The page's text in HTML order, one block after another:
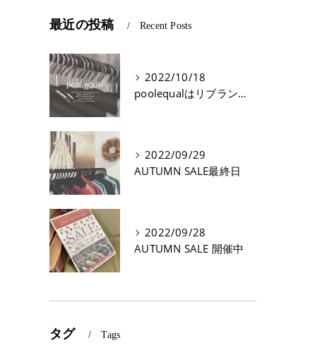
最近の投稿 Recent Posts
2022/10/18
poolequalはリブランディングをする運びとなりました！
2022/09/29
AUTUMN SALE最終日
2022/09/28
AUTUMN SALE 開催中
タグ Tags